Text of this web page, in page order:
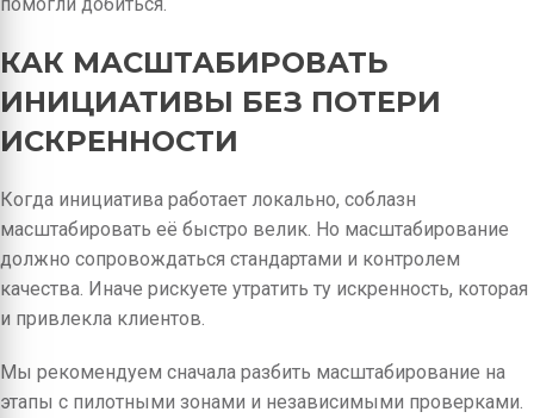
КАК МАСШТАБИРОВАТЬ
ИНИЦИАТИВЫ БЕЗ ПОТЕРИ
ИСКРЕННОСТИ
Когда инициатива работает локально, соблазн
масштабировать её быстро велик. Но масштабирование
должно сопровождаться стандартами и контролем
качества. Иначе рискуете утратить ту искренность, которая
и привлекла клиентов.
Мы рекомендуем сначала разбить масштабирование на
этапы с пилотными зонами и независимыми проверками.